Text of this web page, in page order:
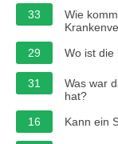
33
Wie
29
Wo ist die
31
Was war
hat?
16
Kann ein